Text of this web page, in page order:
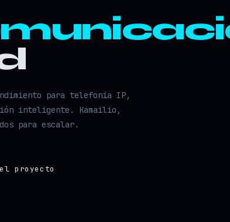
para telefonía IP,
inteligente. Kamailio,
para escalar.
proyecto